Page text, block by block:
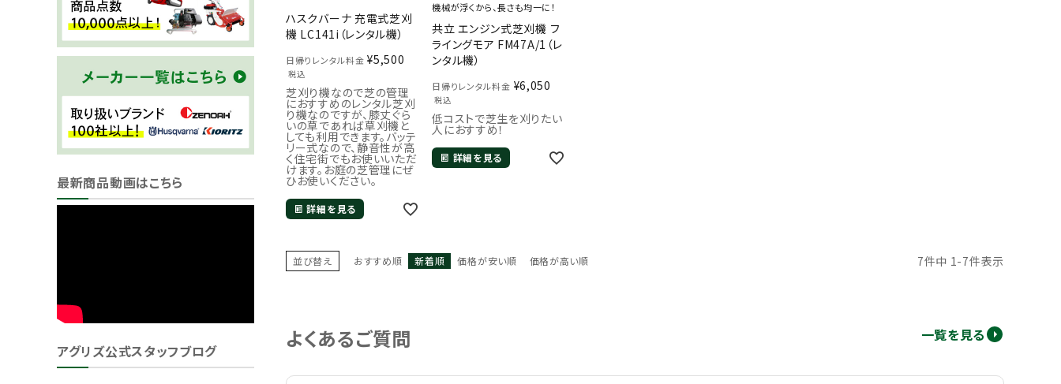
最新商品動画はこちら
アグリズ公式スタッフブログ
ハスクバーナ 充電式芝刈
機 LC141i（レンタル機）
日帰りレンタル料金 ¥5,500
税込
芝刈り機なので芝の管理
におすすめのレンタル芝刈
り機なのですが、膝丈ぐら
いの草であれば草刈機と
しても利用できます。バッテ
リー式なので、静音性が高
く住宅街でもお使いいただ
けます。お庭の芝管理にぜ
ひお使いください。
詳細を見る
機械が浮くから、長さも均一に！
共立 エンジン式芝刈機 フ
ライングモア FM47A/1（レ
ンタル機）
日帰りレンタル料金 ¥6,050
税込
低コストで芝生を刈りたい
人におすすめ！
詳細を見る
並び替え おすすめ順 新着順 価格が安い順 価格が高い順 7件中 1-7件表示
よくあるご質問 一覧を見る